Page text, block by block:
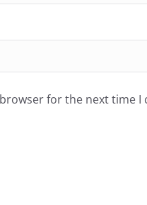
for the next time I